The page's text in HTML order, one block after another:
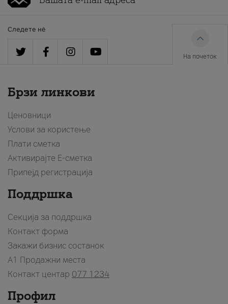
Следете нè
На почеток
Брзи линкови
Ценовници
Услови за користење
Плати сметка
Активирајте Е-сметка
Припејд регистрација
Поддршка
Секција за поддршка
Контакт форма
Закажи бизнис состанок
A1 Продажни места
Контакт центар 077 1234
Профил